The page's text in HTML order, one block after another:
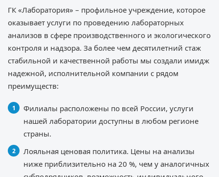
ГК «Лаборатория» – профильное учреждение, которое
оказывает услуги по проведению лабораторных
анализов в сфере производственного и экологического
контроля и надзора. За более чем десятилетний стаж
стабильной и качественной работы мы создали имидж
надежной, исполнительной компании с рядом
преимуществ:
Филиалы расположены по всей России, услуги
нашей лаборатории доступны в любом регионе
страны.
Лояльная ценовая политика. Цены на анализы
ниже приблизительно на 20 %, чем у аналогичных